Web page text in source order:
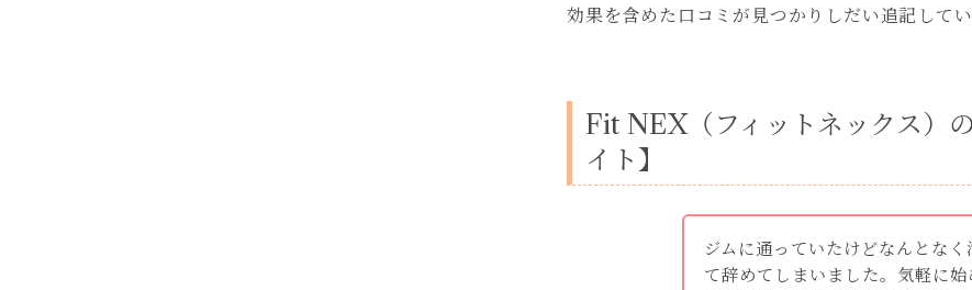
効果を含めた口コミが見つかりしだい追記してい
Fit NEX（フィットネックス）
イト】
ジムに通っていたけどなんとなく
て辞めてしまいました。気軽に